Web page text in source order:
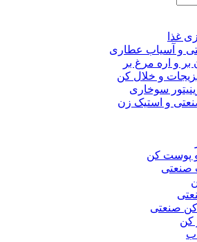
غذا
و آسیاب عطاری
بر و اره مرغ بر
و خلال کن
سوخاری
و استیک زن
پوست کن
صنعتی
کن